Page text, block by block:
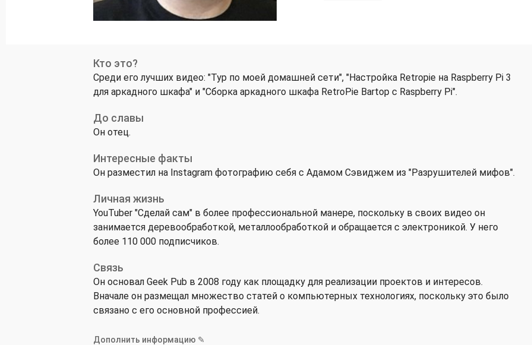
Кто это?
Среди его лучших видео: "Тур по моей домашней сети", "Настройка Retropie на Raspberry Pi 3
для аркадного шкафа" и "Сборка аркадного шкафа RetroPie Bartop с Raspberry Pi".
До славы
Он отец.
Интересные факты
Он разместил на Instagram фотографию себя с Адамом Сэвиджем из "Разрушителей мифов".
Личная жизнь
YouTuber "Сделай сам" в более профессиональной манере, поскольку в своих видео он
занимается деревообработкой, металлообработкой и обращается с электроникой. У него
более 110 000 подписчиков.
Связь
Он основал Geek Pub в 2008 году как площадку для реализации проектов и интересов.
Вначале он размещал множество статей о компьютерных технологиях, поскольку это было
связано с его основной профессией.
Дополнить информацию ✎